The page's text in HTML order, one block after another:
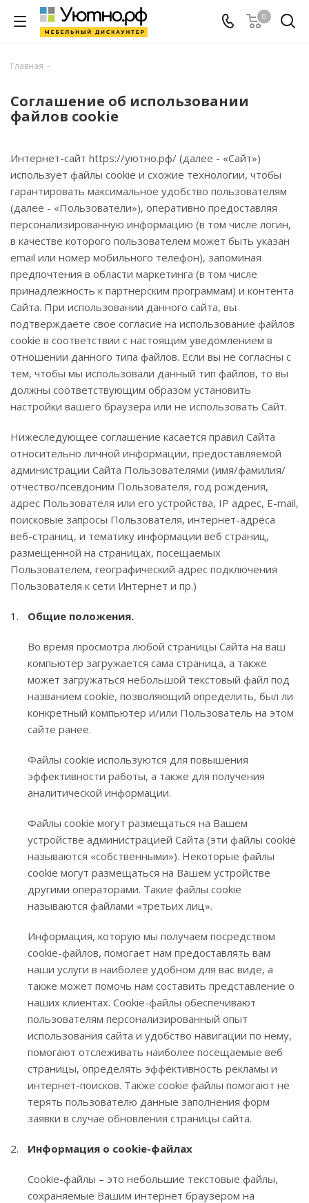
0
Главная -
Соглашение об использовании
файлов cookie
Интернет-сайт https://уютно.рф/ (далее - «Сайт»)
использует файлы cookie и схожие технологии, чтобы
гарантировать максимальное удобство пользователям
(далее - «Пользователи»), оперативно предоставляя
персонализированную информацию (в том числе логин,
в качестве которого пользователем может быть указан
email или номер мобильного телефон), запоминая
предпочтения в области маркетинга (в том числе
принадлежность к партнерским программам) и контента
Сайта. При использовании данного сайта, вы
подтверждаете свое согласие на использование файлов
cookie в соответствии с настоящим уведомлением в
отношении данного типа файлов. Если вы не согласны с
тем, чтобы мы использовали данный тип файлов, то вы
должны соответствующим образом установить
настройки вашего браузера или не использовать Сайт.
Нижеследующее соглашение касается правил Сайта
относительно личной информации, предоставляемой
администрации Сайта Пользователями (имя/фамилия/
отчество/псевдоним Пользователя, год рождения,
адрес Пользователя или его устройства, IP адрес, E-mail,
поисковые запросы Пользователя, интернет-адреса
веб-страниц, и тематику информации веб страниц,
размещенной на страницах, посещаемых
Пользователем, географический адрес подключения
Пользователя к сети Интернет и пр.)
Общие положения.
Во время просмотра любой страницы Сайта на ваш
компьютер загружается сама страница, а также
может загружаться небольшой текстовый файл под
названием cookie, позволяющий определить, был ли
конкретный компьютер и/или Пользователь на этом
сайте ранее.
Файлы cookie используются для повышения
эффективности работы, а также для получения
аналитической информации.
Файлы cookie могут размещаться на Вашем
устройстве администрацией Сайта (эти файлы cookie
называются «собственными»). Некоторые файлы
cookie могут размещаться на Вашем устройстве
другими операторами. Такие файлы cookie
называются файлами «третьих лиц».
Информация, которую мы получаем посредством
cookie-файлов, помогает нам предоставлять вам
наши услуги в наиболее удобном для вас виде, а
также может помочь нам составить представление о
наших клиентах. Cookie-файлы обеспечивают
пользователям персонализированный опыт
использования сайта и удобство навигации по нему,
помогают отслеживать наиболее посещаемые веб
страницы, определять эффективность рекламы и
интернет-поисков. Также cookie файлы помогают не
терять пользователю данные заполнения форм
заявки в случае обновления страницы сайта.
Информация о cookie-файлах
Cookie-файлы – это небольшие текстовые файлы,
сохраняемые Вашим интернет браузером на